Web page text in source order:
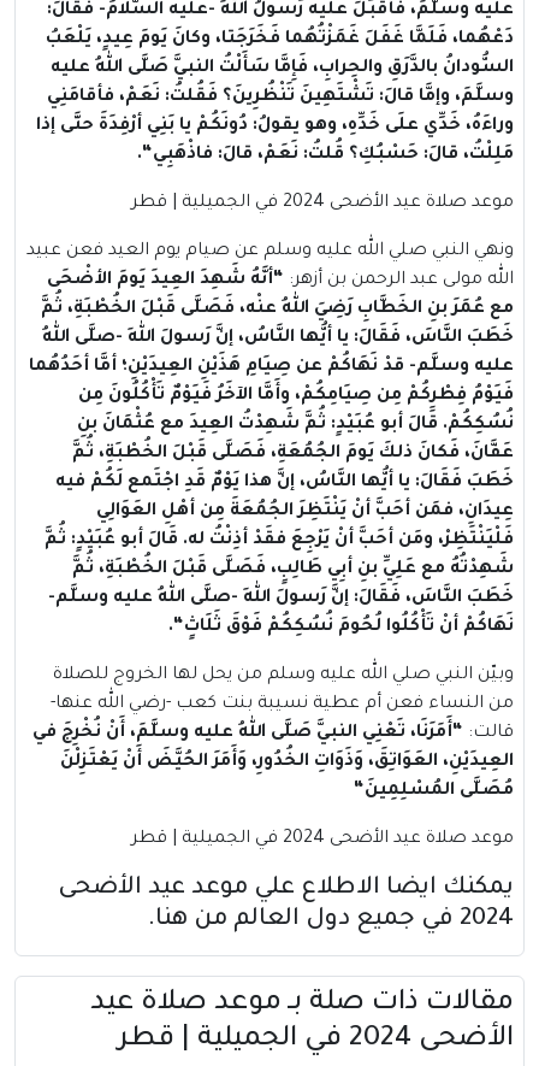
عليه وسلَّمَ، فأقْبَلَ عليه رَسولُ اللهِ -عليه السَّلامُ- فقالَ:
دَعْهُما، فَلَمَّا غَفَلَ غَمَزْتُهُما فَخَرَجَتا، وكانَ يَومَ عِيدٍ، يَلْعَبُ
السُّودانُ بالدَّرَقِ والحِرابِ، فَإِمَّا سَأَلْتُ النبيَّ صَلَّى اللهُ عليه
وسلَّمَ، وإمَّا قالَ: تَشْتَهِينَ تَنْظُرِينَ؟ فَقُلتُ: نَعَمْ، فأقامَنِي
وراءَهُ، خَدِّي علَى خَدِّهِ، وهو يقولُ: دُونَكُمْ يا بَنِي أرْفِدَةَ حتَّى إذا
مَلِلْتُ، قالَ: حَسْبُكِ؟ قُلتُ: نَعَمْ، قالَ: فاذْهَبِي“.
موعد صلاة عيد الأضحى 2024 في الجميلية | قطر
ونهي النبي صلي الله عليه وسلم عن صيام يوم العيد فعن عبيد
الله مولى عبد الرحمن بن أزهر: “أنَّهُ شَهِدَ العِيدَ يَومَ الأضْحَى
مع عُمَرَ بنِ الخَطَّابِ رَضِيَ اللهُ عنْه، فَصَلَّى قَبْلَ الخُطْبَةِ، ثُمَّ
خَطَبَ النَّاسَ، فَقَالَ: يا أيُّها النَّاسُ، إنَّ رَسولَ اللهِ -صلَّى اللهُ
عليه وسلَّم- قدْ نَهَاكُمْ عن صِيَامِ هَذَيْنِ العِيدَيْنِ؛ أمَّا أحَدُهُما
فَيَوْمُ فِطْرِكُمْ مِن صِيَامِكُمْ، وأَمَّا الآخَرُ فَيَوْمٌ تَأْكُلُونَ مِن
نُسُكِكُمْ. قَالَ أبو عُبَيْدٍ: ثُمَّ شَهِدْتُ العِيدَ مع عُثْمَانَ بنِ
عَفَّانَ، فَكانَ ذلكَ يَومَ الجُمُعَةِ، فَصَلَّى قَبْلَ الخُطْبَةِ، ثُمَّ
خَطَبَ فَقَالَ: يا أيُّها النَّاسُ، إنَّ هذا يَوْمٌ قَدِ اجْتَمع لَكُمْ فيه
عِيدَانِ، فمَن أحَبَّ أنْ يَنْتَظِرَ الجُمُعَةَ مِن أهْلِ العَوَالِي
فَلْيَنْتَظِرْ، ومَن أحَبَّ أنْ يَرْجِعَ فقَدْ أذِنْتُ له. قَالَ أبو عُبَيْدٍ: ثُمَّ
شَهِدْتُهُ مع عَلِيِّ بنِ أبِي طَالِبٍ، فَصَلَّى قَبْلَ الخُطْبَةِ، ثُمَّ
خَطَبَ النَّاسَ، فَقَالَ: إنَّ رَسولَ اللهِ -صلَّى اللهُ عليه وسلَّم-
نَهَاكُمْ أنْ تَأْكُلُوا لُحُومَ نُسُكِكُمْ فَوْقَ ثَلَاثٍ“.
وبيّن النبي صلي الله عليه وسلم من يحل لها الخروج للصلاة
من النساء فعن أم عطية نسيبة بنت كعب -رضي الله عنها-
قالت: “أَمَرَنَا، تَعْنِي النبيَّ صَلَّى اللهُ عليه وسلَّمَ، أَنْ نُخْرِجَ في
العِيدَيْنِ، العَوَاتِقَ، وَذَوَاتِ الخُدُورِ، وَأَمَرَ الحُيَّضَ أَنْ يَعْتَزِلْنَ
مُصَلَّى المُسْلِمِينَ“
موعد صلاة عيد الأضحى 2024 في الجميلية | قطر
يمكنك ايضا الاطلاع علي موعد عيد الأضحى
2024 في جميع دول العالم
من هنا.
مقالات ذات صلة بــ موعد صلاة عيد
الأضحى 2024 في الجميلية | قطر